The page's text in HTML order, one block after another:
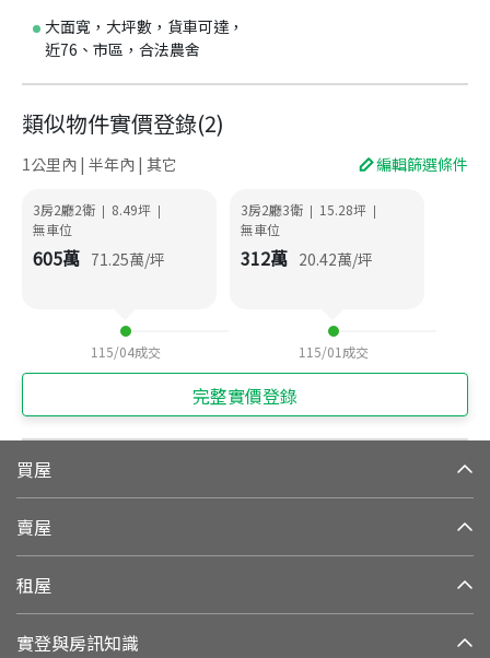
大面寬，大坪數，貨車可達，
近76、市區，合法農舍
類似物件實價登錄(2)
1公里內 | 半年內 | 其它 編輯篩選條件
3房2廳2衛 | 8.49坪 |
無車位
605萬 71.25萬/坪
115/04成交
3房2廳3衛 | 15.28坪 |
無車位
312萬 20.42萬/坪
115/01 成交
完整實價登錄
買屋
賣屋
租屋
實登與房訊知識